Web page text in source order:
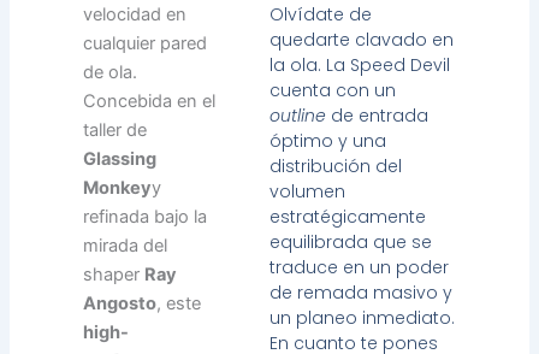
Olvídate de
quedarte clavado en
la ola. La Speed Devil
cuenta con un
outline de entrada
óptimo y una
distribución del
volumen
estratégicamente
equilibrada que se
traduce en un poder
de remada masivo y
un planeo inmediato.
En cuanto te pones
velocidad en
cualquier pared
de ola.
Concebida en el
taller de
Glassing
Monkeyy
refinada bajo la
mirada del
shaper Ray
Angosto, este
high-